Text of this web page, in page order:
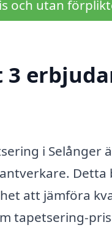
och utan
i
att jämföra
tapetsering-